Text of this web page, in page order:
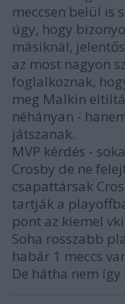
meccsen belül is
úgy, hogy
másiknál,
az most nagyon
foglalkoznak,
meg Malkin
néhányan -
játszanak.
MVP kérdés -
Crosby de ne
csapattársak
tartják a
pont az kiemel
Soha rosszabb
habár 1 meccs
De hátha nem így